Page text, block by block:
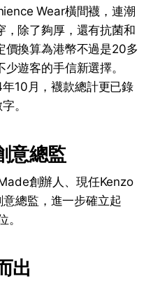
Wear橫間襪，連潮
，除了夠厚，還有抗菌和
價換算為港幣不過是20多
遊客的手信新選擇。
10月，襪款總計更已錄
。
意總監
創辦人、現任Kenzo
總監，進一步確立起
出